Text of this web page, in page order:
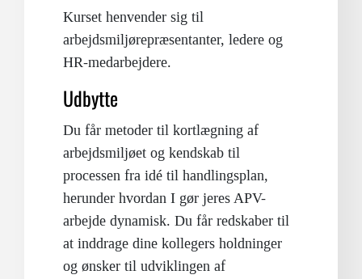
Kurset henvender sig til
arbejdsmiljørepræsentanter, ledere og
HR-medarbejdere.
Udbytte
Du får metoder til kortlægning af
arbejdsmiljøet og kendskab til
processen fra idé til handlingsplan,
herunder hvordan I gør jeres APV-
arbejde dynamisk. Du får redskaber til
at inddrage dine kollegers holdninger
og ønsker til udviklingen af